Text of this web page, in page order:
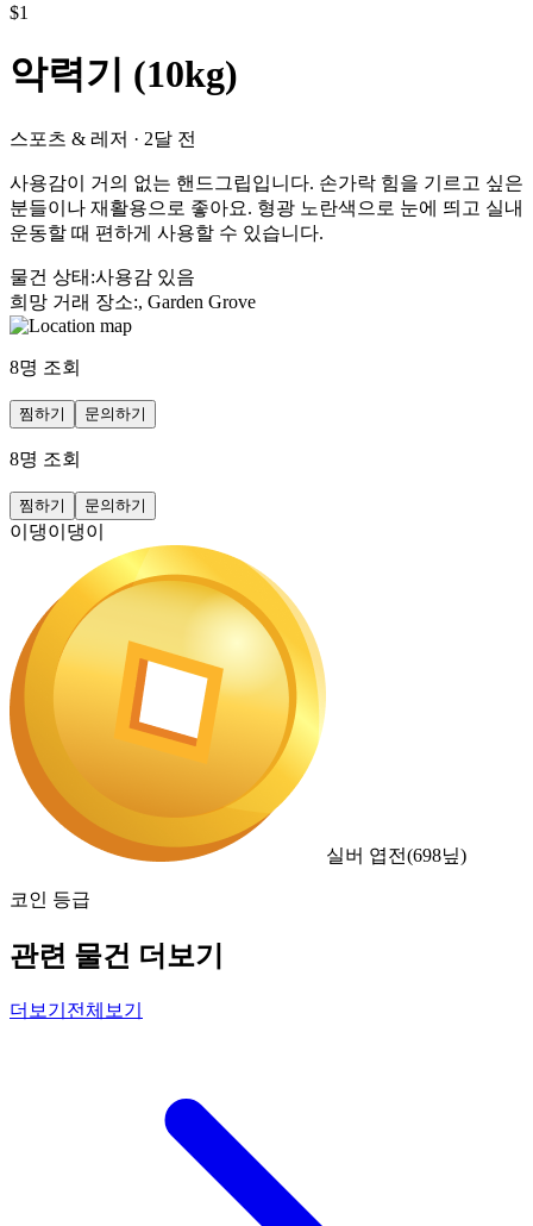
$1
악력기 (10kg)
스포츠 & 레저 · 2달 전
사용감이 거의 없는 핸드그립입니다. 손가락 힘을 기르고 싶은
분들이나 재활용으로 좋아요. 형광 노란색으로 눈에 띄고 실내
운동할 때 편하게 사용할 수 있습니다.
물건 상태 :사용감 있음
희망 거래 장소:, Garden Grove
8명 조회
찜하기 문의하기
8명 조회
찜하기 문의하기
이댕이댕이
실버 엽전(698닢)
코인 등급
관련 물건 더보기
더보기 전체보기